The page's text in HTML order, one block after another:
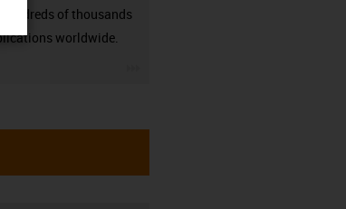
hundreds of thousands
worldwide.